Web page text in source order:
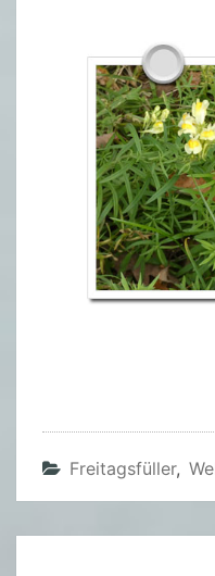
Freitagsfüller,